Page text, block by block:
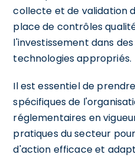
collecte et de validation
place de contrôles
l'investissement dans
technologies appropriés.
Il est essentiel de
spécifiques de
réglementaires en
pratiques du secteur
d'action efficace et